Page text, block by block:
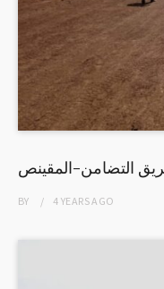
التضامن-المقينص
BY 4 YEARSAGO